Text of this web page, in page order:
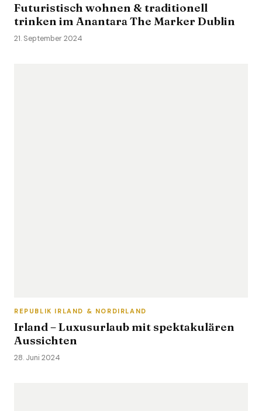
Futuristisch wohnen & traditionell
trinken im Anantara The Marker Dublin
21. September 2024
REPUBLIK IRLAND & NORDIRLAND
Irland – Luxusurlaub mit spektakulären
Aussichten
28. Juni 2024